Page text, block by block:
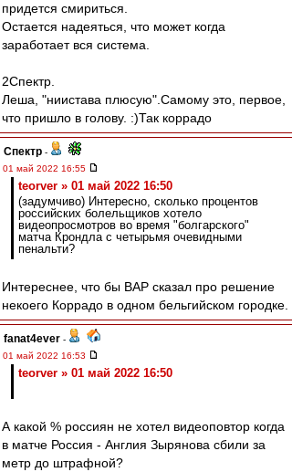
придется смириться.
Остается надеяться, что может когда
заработает вся система.
2Спектр.
Леша, "ниистава плюсую".Самому это, первое,
что пришло в голову. :)Так коррадо
Спектр -
01 май 2022 16:55
teorver » 01 май 2022 16:50
(задумчиво) Интересно, сколько процентов
российских болельщиков хотело
видеопросмотров во время "болгарского"
матча Крондла с четырьмя очевидными
пенальти?
Интереснее, что бы ВАР сказал про решение
некоего Коррадо в одном бельгийском городке.
fanat4ever -
01 май 2022 16:53
teorver » 01 май 2022 16:50
А какой % россиян не хотел видеоповтор когда
в матче Россия - Англия Зырянова сбили за
метр до штрафной?